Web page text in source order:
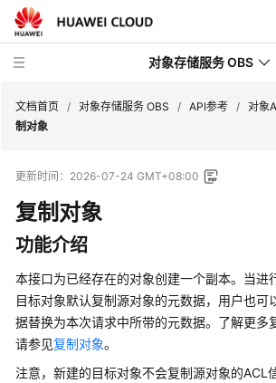
对象存储服务 OBS
新
动
态
务
公
告
产
文档首页 / 对象存储服务 OBS / API参考 / 对象
制对象
更新时间： 2026-07-24 GMT+08:00
复制对象
功能介绍
本接口为已经存在的对象创建一个副本。当进
目标对象默认复制源对象的元数据，用户也可
据替换为本次请求中所带的元数据。了解更多
请参见复制对象。
注意，新建的目标对象不会复制源对象的ACL